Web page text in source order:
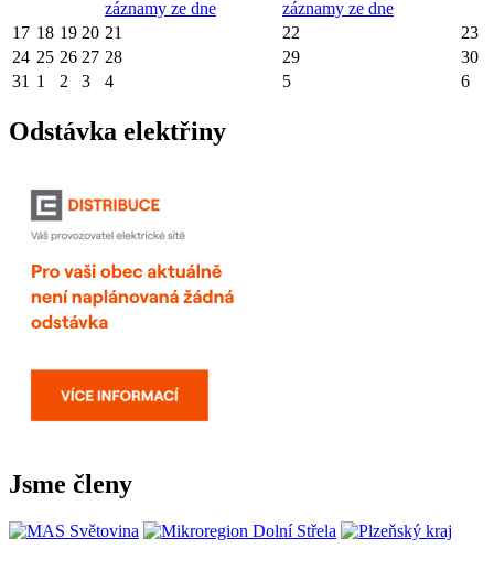
záznamy ze dne
záznamy ze dne
17 18 19 20 21 22
23
24 25 26 27 28 29
30
31 1 2 3 4 5 6
Odstávka elektřiny
Jsme členy